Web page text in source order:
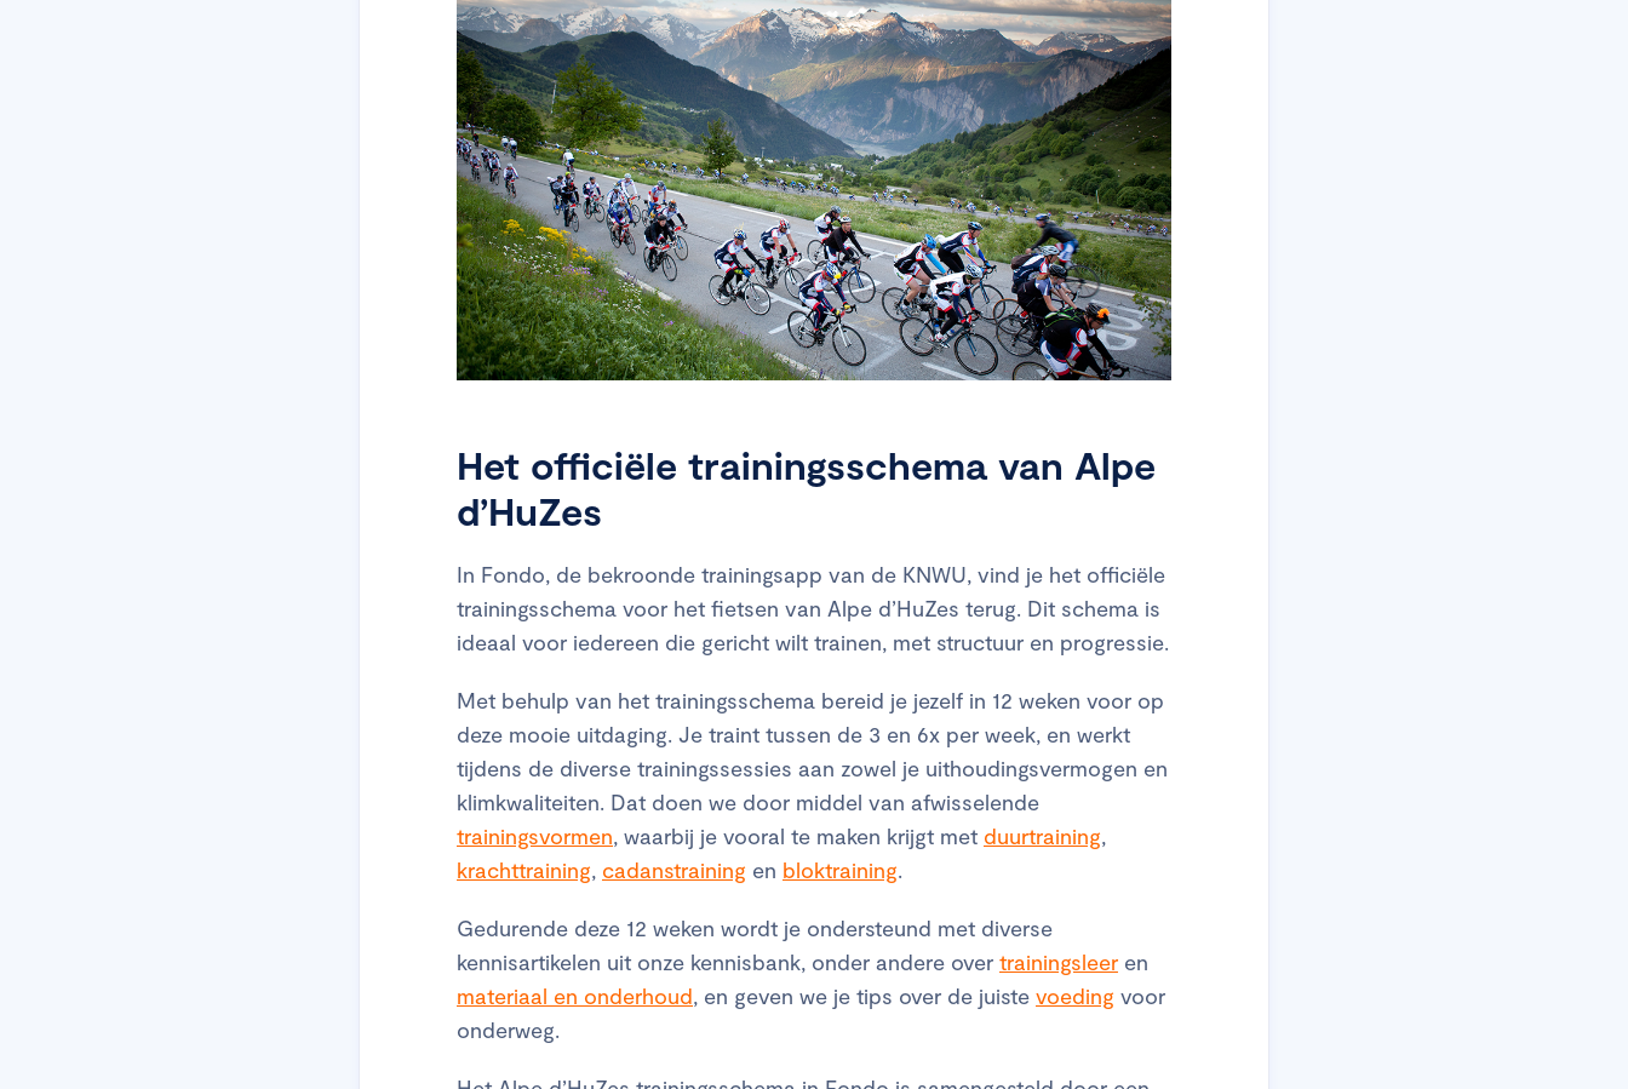
Het officiële trainingsschema van Alpe
d’HuZes
In Fondo, de bekroonde trainingsapp van de KNWU, vind je het officiële
trainingsschema voor het fietsen van Alpe d’HuZes terug. Dit schema is
ideaal voor iedereen die gericht wilt trainen, met structuur en progressie.
Met behulp van het trainingsschema bereid je jezelf in 12 weken voor op
deze mooie uitdaging. Je traint tussen de 3 en 6x per week, en werkt
tijdens de diverse trainingssessies aan zowel je uithoudingsvermogen en
klimkwaliteiten. Dat doen we door middel van afwisselende
trainingsvormen, waarbij je vooral te maken krijgt met duurtraining,
krachttraining, cadanstraining en bloktraining.
Gedurende deze 12 weken wordt je ondersteund met diverse
kennisartikelen uit onze kennisbank, onder andere over trainingsleer en
materiaal en onderhoud, en geven we je tips over de juiste voeding voor
onderweg.